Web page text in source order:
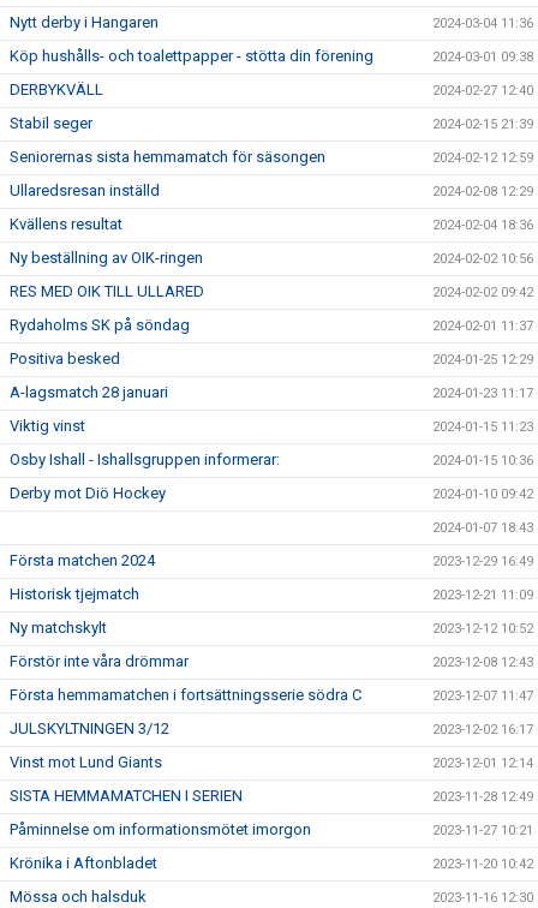
Nytt derby i Hangaren 2024-03-04 11:36
Köp hushålls- och toalettpapper - stötta din förening 2024-03-01 09:38
DERBYKVÄLL 2024-02-27 12:40
Stabil seger 2024-02-15 21:39
Seniorernas sista hemmamatch för säsongen 2024-02-12 12:59
Ullaredsresan inställd 2024-02-08 12:29
Kvällens resultat 2024-02-04 18:36
Ny beställning av OIK-ringen 2024-02-02 10:56
RES MED OIK TILL ULLARED 2024-02-02 09:42
Rydaholms SK på söndag 2024-02-01 11:37
Positiva besked 2024-01-25 12:29
A-lagsmatch 28 januari 2024-01-23 11:17
Viktig vinst 2024-01-15 11:23
Osby Ishall - Ishallsgruppen informerar: 2024-01-15 10:36
Derby mot Diö Hockey 2024-01-10 09:42
2024-01-07 18:43
Första matchen 2024 2023-12-29 16:49
Historisk tjejmatch 2023-12-21 11:09
Ny matchskylt 2023-12-12 10:52
Förstör inte våra drömmar 2023-12-08 12:43
Första hemmamatchen i fortsättningsserie södra C 2023-12-07 11:47
JULSKYLTNINGEN 3/12 2023-12-02 16:17
Vinst mot Lund Giants 2023-12-01 12:14
SISTA HEMMAMATCHEN I SERIEN 2023-11-28 12:49
Påminnelse om informationsmötet imorgon 2023-11-27 10:21
Krönika i Aftonbladet 2023-11-20 10:42
Mössa och halsduk 2023-11-16 12:30